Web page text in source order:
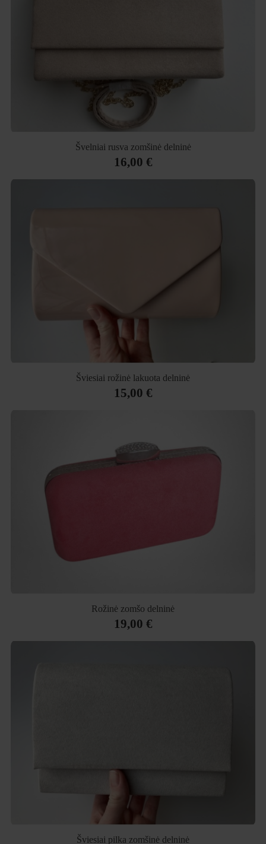
Švelniai rusva zomšinė delninė
16,00 €
Šviesiai rožinė lakuota delninė
15,00 €
Rožinė zomšo delninė
19,00 €
Šviesiai pilka zomšinė delninė